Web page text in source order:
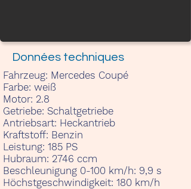
Données techniques
Fahrzeug: Mercedes Coupé
Farbe: weiß
Motor: 2.8
Getriebe: Schaltgetriebe
Antriebsart: Heckantrieb
Kraftstoff: Benzin
Leistung: 185 PS
Hubraum: 2746 ccm
Beschleunigung 0-100 km/h: 9,9 s
Höchstgeschwindigkeit: 180 km/h